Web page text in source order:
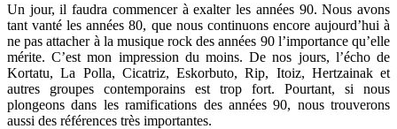
Un jour, il faudra commencer à exalter les années 90. Nous avons
tant vanté les années 80, que nous continuons encore aujourd’hui à
ne pas attacher à la musique rock des années 90 l’importance qu’elle
mérite. C’est mon impression du moins. De nos jours, l’écho de
Kortatu, La Polla, Cicatriz, Eskorbuto, Rip, Itoiz, Hertzainak et
autres groupes contemporains est trop fort. Pourtant, si nous
plongeons dans les ramifications des années 90, nous trouverons
aussi des références très importantes.